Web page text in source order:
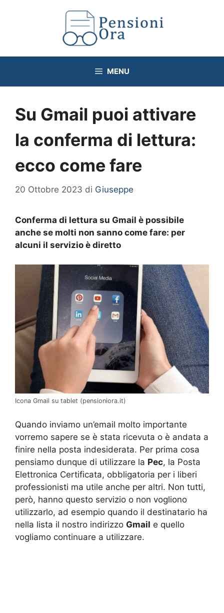
MENU
Su Gmail puoi attivare
la conferma di lettura:
ecco come fare
20 Ottobre 2023 di Giuseppe
Conferma di lettura su Gmail è possibile
anche se molti non sanno come fare: per
alcuni il servizio è diretto
Icona Gmail su tablet (pensioniora.it)
Quando inviamo un’email molto importante
vorremo sapere se è stata ricevuta o è andata a
finire nella posta indesiderata. Per prima cosa
pensiamo dunque di utilizzare la Pec, la Posta
Elettronica Certificata, obbligatoria per i liberi
professionisti ma utile anche per altri. Non tutti,
però, hanno questo servizio o non vogliono
utilizzarlo, ad esempio quando il destinatario ha
nella lista il nostro indirizzo Gmail e quello
vogliamo continuare a utilizzare.